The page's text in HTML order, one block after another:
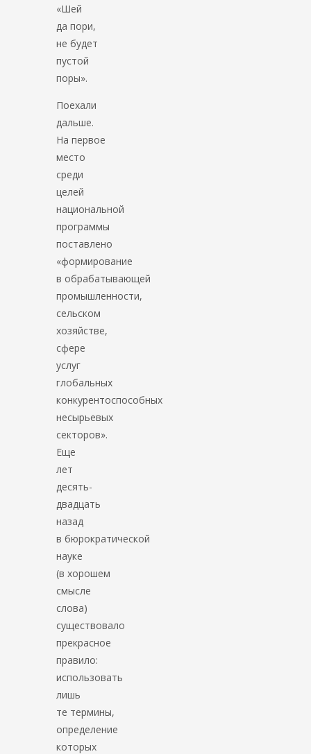
«Шей
да пори,
не будет
пустой
поры».
Поехали
дальше.
На первое
место
среди
целей
национальной
программы
поставлено
«формирование
в обрабатывающей
промышленности,
сельском
хозяйстве,
сфере
услуг
глобальных
конкурентоспособных
несырьевых
секторов».
Еще
лет
десять-
двадцать
назад
в бюрократической
науке
(в хорошем
смысле
слова)
существовало
прекрасное
правило:
использовать
лишь
те термины,
определение
которых